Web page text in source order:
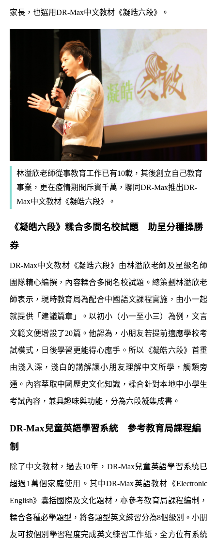
家長，也選用DR-Max中文教材《凝皓六段》。
林溢欣老師從事教育工作已有10載，其後創立自己教育
事業，更在疫情期間斥資千萬，聯同DR-Max推出DR-
Max中文教材《凝皓六段》。
《凝皓六段》糅合多間名校試題 助呈分穩操勝
券
DR-Max中文教材《凝皓六段》由林溢欣老師及星級名師
團隊精心編撰，內容糅合多間名校試題。總策劃林溢欣老
師表示，現時教育局為配合中國語文課程實施，由小一起
就提供「建議篇章」。以初小（小一至小三）為例，文言
文範文便增設了20篇。他認為，小朋友若提前適應學校考
試模式，日後學習更能得心應手。所以《凝皓六段》首重
由淺入深，淺白的講解讓小朋友理解中文所學，觸類旁
通。內容萃取中國歷史文化知識，糅合針對本地中小學生
考試內容，兼具趣味與功能，分為六段凝集成書。
DR-Max兒童英語學習系統 參考教育局課程編
制
除了中文教材，過去10年，DR-Max兒童英語學習系統已
超過1萬個家庭使用。其中DR-Max英語教材《Electronic
English》囊括國際及文化題材，亦參考教育局課程編制，
糅合各種必學題型，將各題型英文練習分為8個級別。小朋
友可按個別學習程度完成英文練習工作紙，全方位有系統